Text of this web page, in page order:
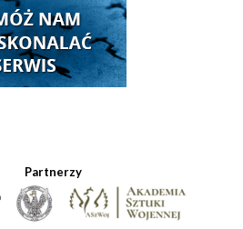
Partnerzy